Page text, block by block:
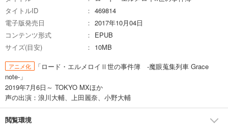
タイトルID
469814
電子版発売日
2017年10月04日
コンテンツ形式
EPUB
サイズ(目安)
10MB
アニメ化
「ロード・エルメロイⅡ世の事件簿 -魔眼蒐集列車 Grace
note-」
2019年7月6日～ TOKYO MXほか
声の出演：浪川大輔、上田麗奈、小野大輔
閲覧環境